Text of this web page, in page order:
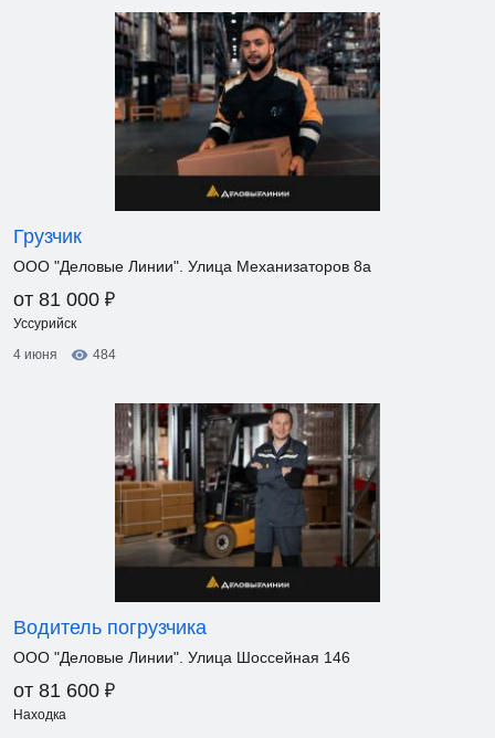
Грузчик
ООО "Деловые Линии". Улица Механизаторов 8а
от 81 000 ₽
Уссурийск
4 июня
484
Водитель погрузчика
ООО "Деловые Линии". Улица Шоссейная 146
от 81 600 ₽
Находка